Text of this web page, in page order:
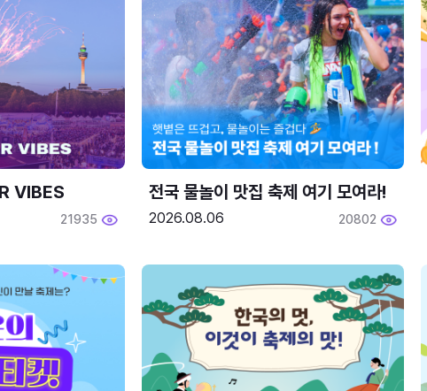
VIBES
21935
전국 물놀이 맛집 축제 여기 모여라!
2026.08.06 20802